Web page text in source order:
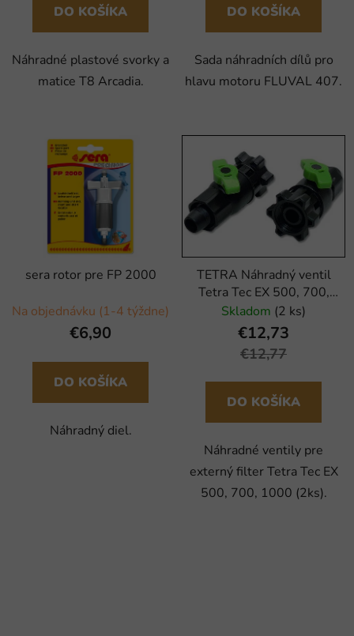
DO KOŠÍKA
Náhradné plastové svorky a
matice T8 Arcadia.
DO KOŠÍKA
Sada náhradních dílů pro
hlavu motoru FLUVAL 407.
sera rotor pre FP 2000
Na objednávku (1-4 týždne)
€6,90
DO KOŠÍKA
Náhradný diel.
TETRA Náhradný ventil
Tetra Tec EX 500, 700,
1000 (2ks)
Skladom (2 ks)
€12,73
€12,77
DO KOŠÍKA
Náhradné ventily pre
externý filter Tetra Tec EX
500, 700, 1000 (2ks).